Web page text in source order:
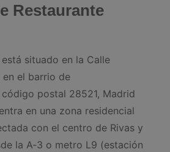
Restaurante
situado en la Calle
en el barrio de
código postal 28521, Madrid
en una zona residencial
con el centro de Rivas y
la A‑3 o metro L9 (estación